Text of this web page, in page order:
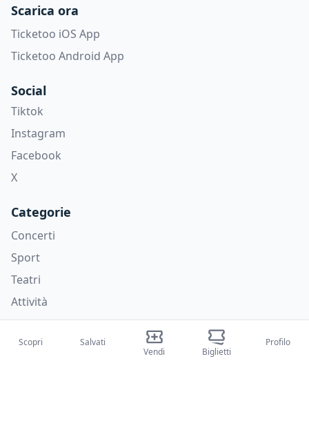
Scarica ora
Ticketoo iOS App
Ticketoo Android App
Social
Tiktok
Instagram
Facebook
X
Categorie
Concerti
Sport
Teatri
Attività
Chi siamo
Scopri
Salvati
Vendi
Biglietti
Profilo